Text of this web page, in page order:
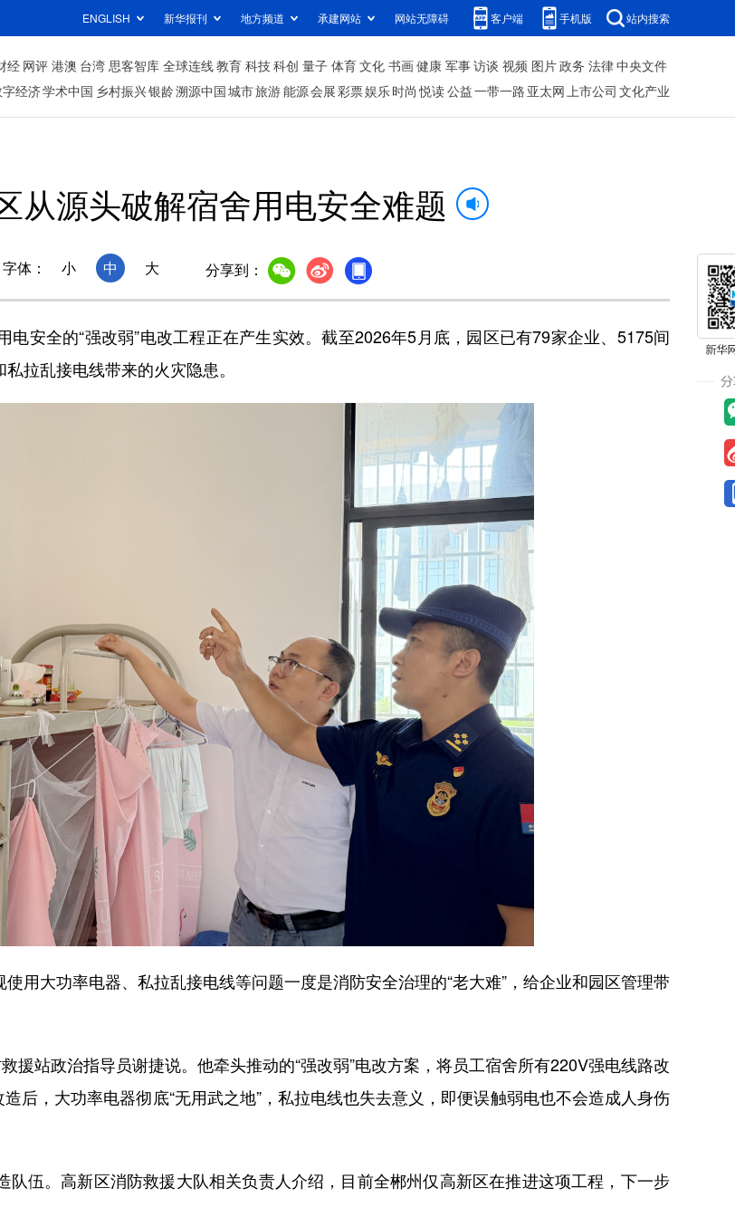
ENGLISH 新华报刊 地方频道 承建网站 网站无障碍 客户端 手机版 站内搜索
经 网评 港澳 台湾 思客智库 全球连线教育 科技科创 量子 体育文化 书画健康 军事访谈 视频 图片政务 法律中央文件
经济学术中国 乡村振兴银龄溯源中国城市旅游能源会展彩票娱乐时尚 悦读公益一带一路 亚太网上市公司 文化产业
从源头破解宿舍用电安全难题
字体： 小 中 大 分享到：
全的“强改弱”电改工程正在产生实效。截至2026年5月底，园区已有79家企业、5175间
拉乱接电线带来的火灾隐患。
大功率电器、私拉乱接电线等问题一度是消防安全治理的“老大难”，给企业和园区管理带
站政治指导员谢捷说。他牵头推动的“强改弱”电改方案，将员工宿舍所有220V强电线路改
后，大功率电器彻底“无用武之地”，私拉电线也失去意义，即便误触弱电也不会造成人身伤
伍。高新区消防救援大队相关负责人介绍，目前全郴州仅高新区在推进这项工程，下一步